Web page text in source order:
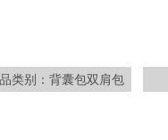
类别：背囊包双肩包